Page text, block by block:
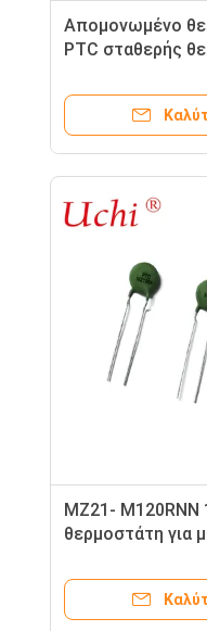
Απομονωμένο
PTC σταθερής
πλάτος
MZ21- M120RNN
θερμοστάτη για